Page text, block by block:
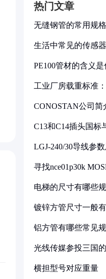
热门文章
无缝钢管的常用规
生活中常见的传感
PE100管材的含义是
工业厂房载重标准
CONOSTAN公司简
C13和C14插头国标
LGJ-240/30导线参
寻找nce01p30k
电梯的尺寸有哪些
镀锌方管尺寸一般
铝方管有哪些常见
光线传媒参投三国
横担型号对应重量